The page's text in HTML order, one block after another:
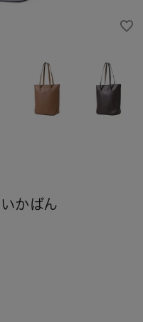
かばん